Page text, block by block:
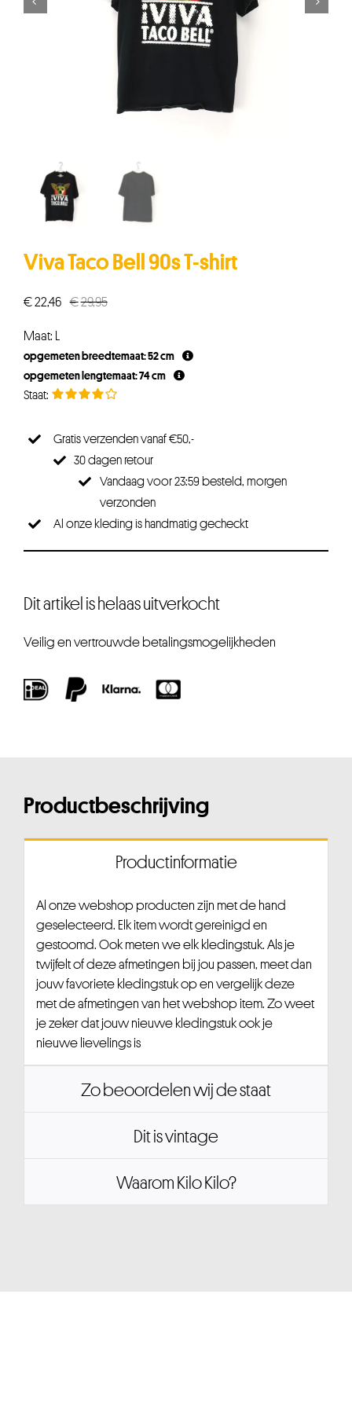
Viva Taco Bell 90s T-shirt
€29,95Oorspronkelijke
€29,95.
€22,46
Huidige
€22,46.
Maat: L
opgemeten breedtemaat: 52 cm
opgemeten lengtemaat: 74 cm
Gratis verzenden vanaf €50,-
30 dagen retour
Vandaag voor 23:59 besteld, morgen
verzonden
Al onze kleding is handmatig gecheckt
Dit artikel is helaas uitverkocht
Veilig en vertrouwde betalingsmogelijkheden
Productbeschrijving
Productinformatie
Al onze webshop producten zijn met de hand
geselecteerd. Elk item wordt gereinigd en
gestoomd. Ook meten we elk kledingstuk. Als je
twijfelt of deze afmetingen bij jou passen, meet dan
jouw favoriete kledingstuk op en vergelijk deze
met de afmetingen van het webshop item. Zo weet
je zeker dat jouw nieuwe kledingstuk ook je
nieuwe lievelings is
Zo beoordelen wij de staat
Dit is vintage
Waarom Kilo Kilo?